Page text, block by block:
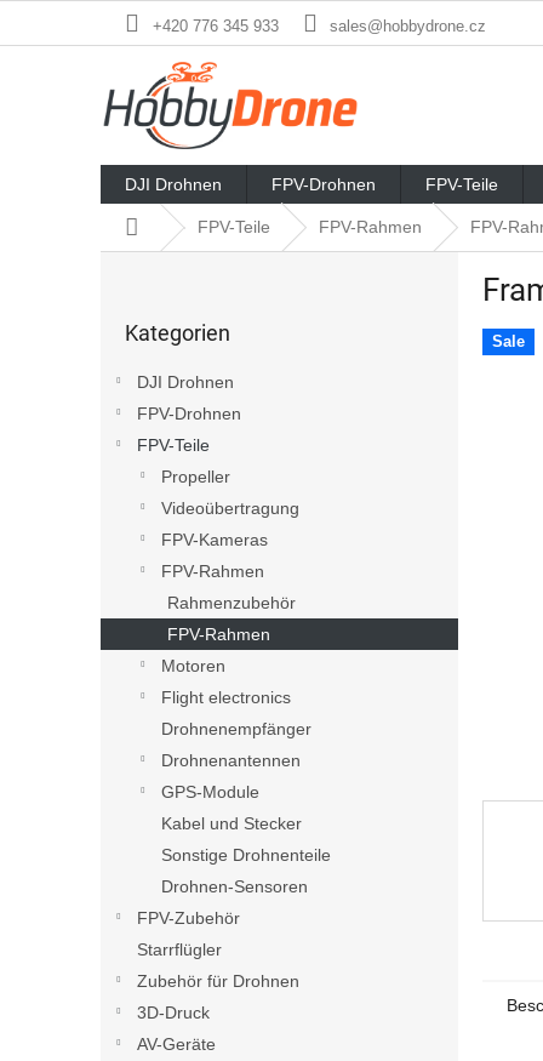
+420 776 345 933 sales@hobbydrone.cz
DJI Drohnen FPV-Drohnen FPV-Teile
StartseiteFPV-Teile FPV-Rahmen FPV-
überspringen
Kategorien
DJI Drohnen
FPV-Drohnen
FPV-Teile
Propeller
Videoübertragung
FPV-Kameras
FPV-Rahmen
Rahmenzubehör
FPV-Rahmen
Motoren
Flight electronics
Drohnenempfänger
Drohnenantennen
GPS-Module
Kabel und Stecker
Sonstige Drohnenteile
Drohnen-Sensoren
FPV-Zubehör
Starrflügler
Zubehör für Drohnen
3D-Druck
AV-Geräte
Sale